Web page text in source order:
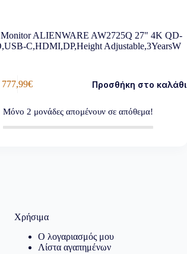
ALIENWARE AW2725Q 27" 4K QD-
C,HDMI,DP,Height Adjustable,3YearsW
777,99€ Προσθήκη στο καλάθι
Μόνο 2 μονάδες απομένουν σε απόθεμα!
Χρήσιμα
Ο λογαριασμός μου
Λίστα αγαπημένων